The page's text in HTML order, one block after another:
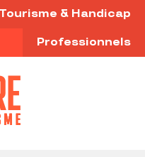
Tourisme & Handicap
Professionnels